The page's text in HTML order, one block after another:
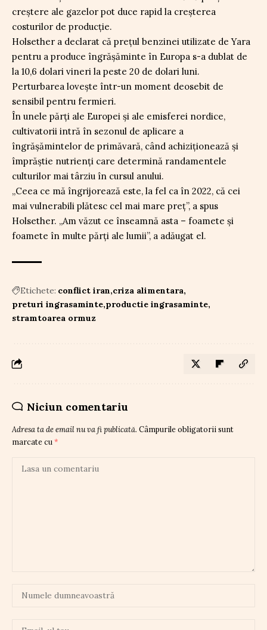
creștere ale gazelor pot duce rapid la creșterea
costurilor de producție.
Holsether a declarat că prețul benzinei utilizate de Yara
pentru a produce îngrășăminte în Europa s-a dublat de
la 10,6 dolari vineri la peste 20 de dolari luni.
Perturbarea lovește într-un moment deosebit de
sensibil pentru fermieri.
În unele părți ale Europei și ale emisferei nordice,
cultivatorii intră în sezonul de aplicare a
îngrășămintelor de primăvară, când achiziționează și
împrăștie nutrienți care determină randamentele
culturilor mai târziu în cursul anului.
„Ceea ce mă îngrijorează este, la fel ca în 2022, că cei
mai vulnerabili plătesc cel mai mare preț”, a spus
Holsether. „Am văzut ce înseamnă asta – foamete și
foamete în multe părți ale lumii”, a adăugat el.
Etichete: conflict iran criza alimentara
preturi ingrasaminte productie ingrasaminte
stramtoarea ormuz
Niciun comentariu
Adresa ta de email nu va fi publicată. Câmpurile obligatorii sunt
marcate cu *